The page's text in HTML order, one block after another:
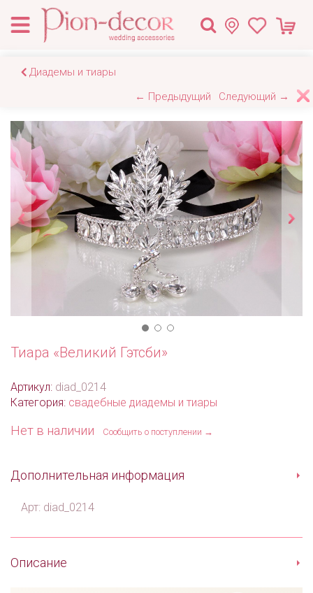
Диадемы и тиары
← Предыдущий
Следующий →
Тиара «Великий Гэтсби»
Артикул: diad_0214
Категория: свадебные диадемы и тиары
Нет в наличии Сообщить о поступлении →
Дополнительная информация
Арт: diad_0214
Описание